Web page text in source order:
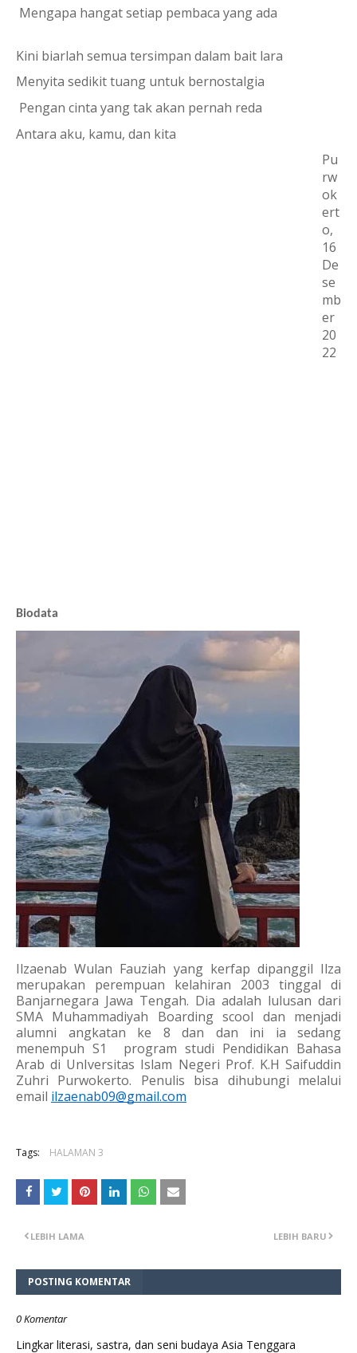
Mengapa hangat setiap pembaca yang ada
Kini biarlah semua tersimpan dalam bait lara
Menyita sedikit tuang untuk bernostalgia
Pengan cinta yang tak akan pernah reda
Antara aku, kamu, dan kita
Pu
rw
ok
ert
o,
16
De
se
mb
er
20
22
Biodata
Ilzaenab Wulan Fauziah yang kerfap dipanggil Ilza
merupakan perempuan kelahiran 2003 tinggal di
Banjarnegara Jawa Tengah. Dia adalah lulusan dari
SMA Muhammadiyah Boarding scool dan menjadi
alumni angkatan ke 8 dan dan ini ia sedang
menempuh S1  program studi Pendidikan Bahasa
Arab di UnIversitas Islam Negeri Prof. K.H Saifuddin
Zuhri Purwokerto. Penulis bisa dihubungi melalui
email ilzaenab09@gmail.com
Tags: HALAMAN 3
LEBIH BARU
LEBIH LAMA
POSTING KOMENTAR
0 Komentar
Lingkar literasi, sastra, dan seni budaya Asia Tenggara